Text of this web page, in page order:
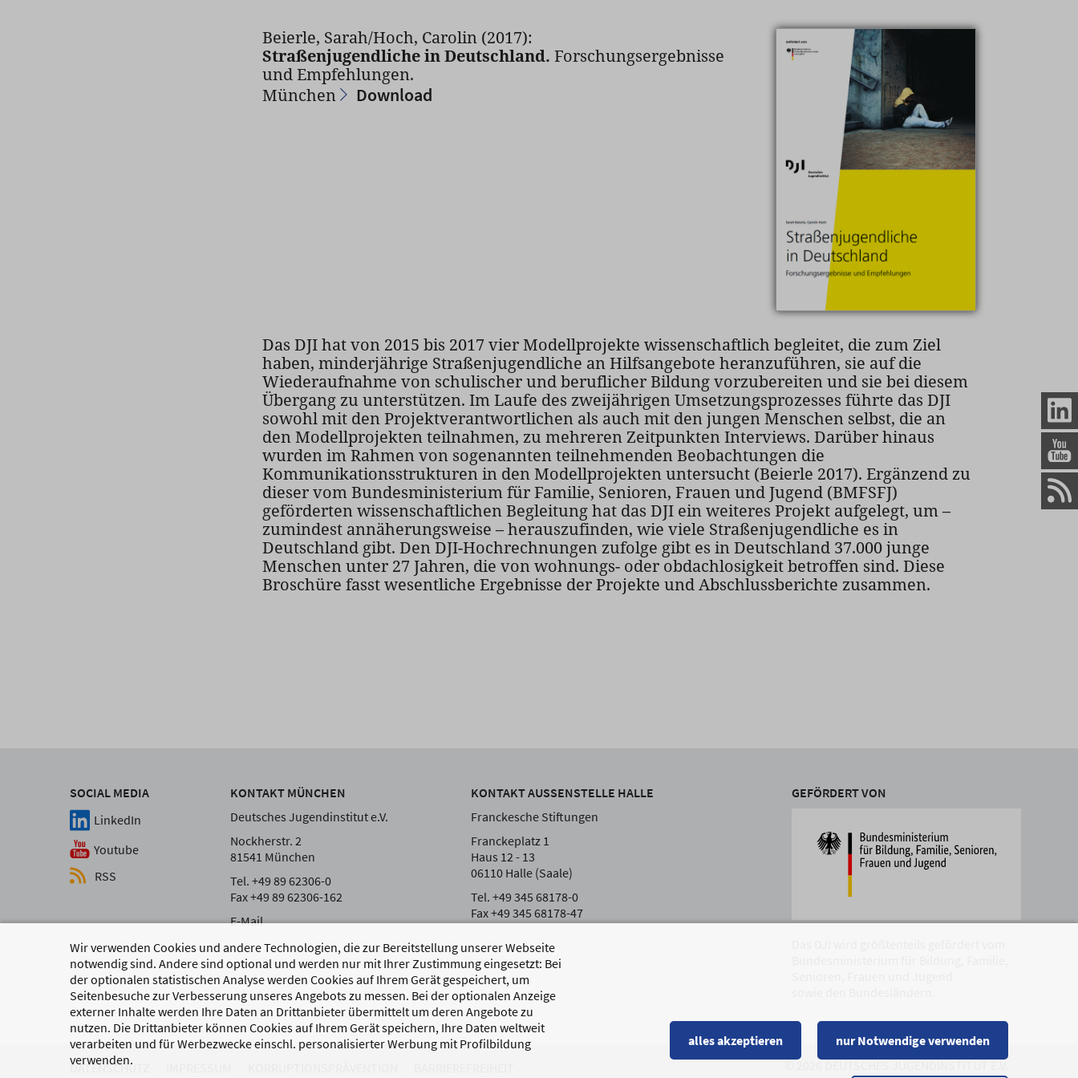
Wir verwenden Cookies und andere Technologien, die zur Bereitstellung unserer Webseite
notwendig sind. Andere sind optional und werden nur mit Ihrer Zustimmung eingesetzt: Bei
der optionalen statistischen Analyse werden Cookies auf Ihrem Gerät gespeichert, um
Seitenbesuche zur Verbesserung unseres Angebots zu messen. Bei der optionalen Anzeige
externer Inhalte werden Ihre Daten an Drittanbieter übermittelt um deren Angebote zu
nutzen. Die Drittanbieter können Cookies auf Ihrem Gerät speichern, Ihre Daten weltweit
verarbeiten und für Werbezwecke einschl. personalisierter Werbung mit Profilbildung
verwenden.
alles akzeptieren nur Notwendige verwenden
Beierle, Sarah/Hoch, Carolin (2017):
Straßenjugendliche in Deutschland. Forschungsergebnisse
und Empfehlungen.
München
Download
Das DJI hat von 2015 bis 2017 vier Modellprojekte wissenschaftlich begleitet, die zum Ziel
haben, minderjährige Straßenjugendliche an Hilfsangebote heranzuführen, sie auf die
Wiederaufnahme von schulischer und beruflicher Bildung vorzubereiten und sie bei diesem
Übergang zu unterstützen. Im Laufe des zweijährigen Umsetzungsprozesses führte das DJI
sowohl mit den Projektverantwortlichen als auch mit den jungen Menschen selbst, die an
den Modellprojekten teilnahmen, zu mehreren Zeitpunkten Interviews. Darüber hinaus
wurden im Rahmen von sogenannten teilnehmenden Beobachtungen die
Kommunikationsstrukturen in den Modellprojekten untersucht (Beierle 2017). Ergänzend zu
dieser vom Bundesministerium für Familie, Senioren, Frauen und Jugend (BMFSFJ)
geförderten wissenschaftlichen Begleitung hat das DJI ein weiteres Projekt aufgelegt, um –
zumindest annäherungsweise – herauszufinden, wie viele Straßenjugendliche es in
Deutschland gibt. Den DJI-Hochrechnungen zufolge gibt es in Deutschland 37.000 junge
Menschen unter 27 Jahren, die von wohnungs- oder obdachlosigkeit betroffen sind. Diese
Broschüre fasst wesentliche Ergebnisse der Projekte und Abschlussberichte zusammen.
SOCIAL MEDIA
LinkedIn
Youtube
RSS
KONTAKT MÜNCHEN
Deutsches Jugendinstitut e.V.
Nockherstr. 2
81541 München
Tel. +49 89 62306-0
Fax +49 89 62306-162
E-Mail
KONTAKT AUSSENSTELLE HALLE
Franckesche Stiftungen
Franckeplatz 1
Haus 12 - 13
06110 Halle (Saale)
Tel. +49 345 68178-0
Fax +49 345 68178-47
GEFÖRDERT VON
DATENSCHUTZ